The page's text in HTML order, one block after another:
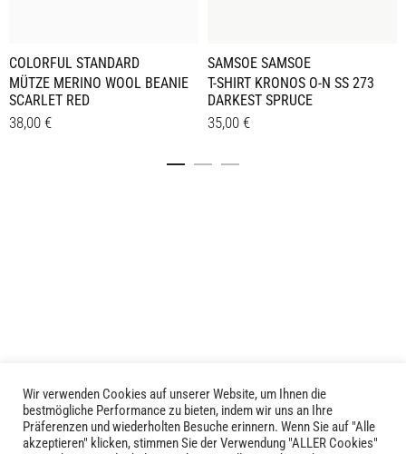
COLORFUL STANDARD
MÜTZE MERINO WOOL BEANIE
SCARLET RED
38,00 €
SAMSOE SAMSOE
T-SHIRT KRONOS O-N SS 273
DARKEST SPRUCE
35,00 €
Produktseite
gewählt
werden
LIVID © 2024
Kontakt
Wir verwenden Cookies auf unserer Website, um Ihnen die
bestmögliche Performance zu bieten, indem wir uns an Ihre
Präferenzen und wiederholten Besuche erinnern. Wenn Sie auf "Alle
akzeptieren" klicken, stimmen Sie der Verwendung "ALLER Cookies"